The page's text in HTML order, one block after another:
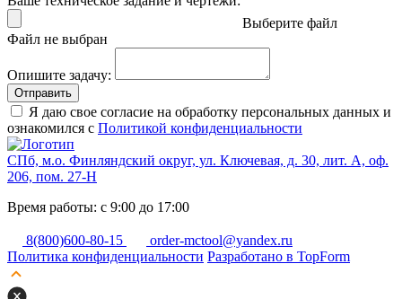
Выберите файл
Файл не выбран
Опишите задачу:
Отправить
Я даю свое согласие на обработку персональных данных и
ознакомился с Политикой конфиденциальности
СПб, м.о. Финляндский округ, ул. Ключевая, д. 30, лит. А, оф.
206, пом. 27-Н
Время работы: с 9:00 до 17:00
8(800)600-80-15
order-mctool@yandex.ru
Политика конфиденциальности Разработано в TopForm